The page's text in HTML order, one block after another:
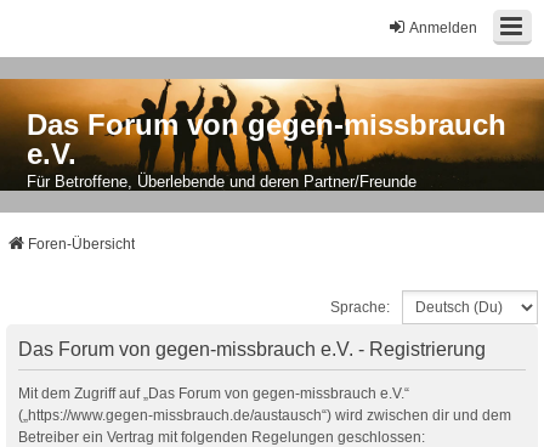
Anmelden
Das Forum von gegen-missbrauch
e.V.
Für Betroffene, Überlebende und deren Partner/Freunde
Foren-Übersicht
Sprache:
Das Forum von gegen-missbrauch e.V. - Registrierung
Mit dem Zugriff auf „Das Forum von gegen-missbrauch e.V.“
(„https://www.gegen-missbrauch.de/austausch“) wird zwischen dir und dem
Betreiber ein Vertrag mit folgenden Regelungen geschlossen: